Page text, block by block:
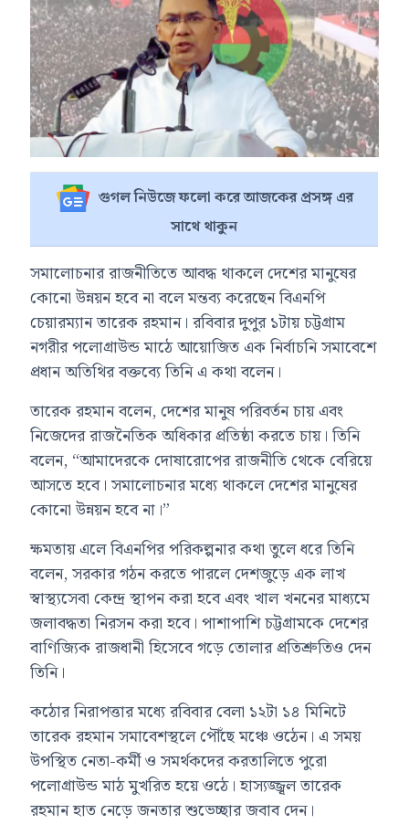
গুগল নিউজে ফলো করে আজকের প্রসঙ্গ এর
সাথে থাকুন
সমালোচনার রাজনীতিতে আবদ্ধ থাকলে দেশের মানুষের
কোনো উন্নয়ন হবে না বলে মন্তব্য করেছেন বিএনপি
চেয়ারম্যান তারেক রহমান। রবিবার দুপুর ১টায় চট্টগ্রাম
নগরীর পলোগ্রাউন্ড মাঠে আয়োজিত এক নির্বাচনি সমাবেশে
প্রধান অতিথির বক্তব্যে তিনি এ কথা বলেন।
তারেক রহমান বলেন, দেশের মানুষ পরিবর্তন চায় এবং
নিজেদের রাজনৈতিক অধিকার প্রতিষ্ঠা করতে চায়। তিনি
বলেন, “আমাদেরকে দোষারোপের রাজনীতি থেকে বেরিয়ে
আসতে হবে। সমালোচনার মধ্যে থাকলে দেশের মানুষের
কোনো উন্নয়ন হবে না।”
ক্ষমতায় এলে বিএনপির পরিকল্পনার কথা তুলে ধরে তিনি
বলেন, সরকার গঠন করতে পারলে দেশজুড়ে এক লাখ
স্বাস্থ্যসেবা কেন্দ্র স্থাপন করা হবে এবং খাল খননের মাধ্যমে
জলাবদ্ধতা নিরসন করা হবে। পাশাপাশি চট্টগ্রামকে দেশের
বাণিজ্যিক রাজধানী হিসেবে গড়ে তোলার প্রতিশ্রুতিও দেন
তিনি।
কঠোর নিরাপত্তার মধ্যে রবিবার বেলা ১২টা ১৪ মিনিটে
তারেক রহমান সমাবেশস্থলে পৌঁছে মঞ্চে ওঠেন। এ সময়
উপস্থিত নেতা-কর্মী ও সমর্থকদের করতালিতে পুরো
পলোগ্রাউন্ড মাঠ মুখরিত হয়ে ওঠে। হাস্যজ্জ্বল তারেক
রহমান হাত নেড়ে জনতার শুভেচ্ছার জবাব দেন।